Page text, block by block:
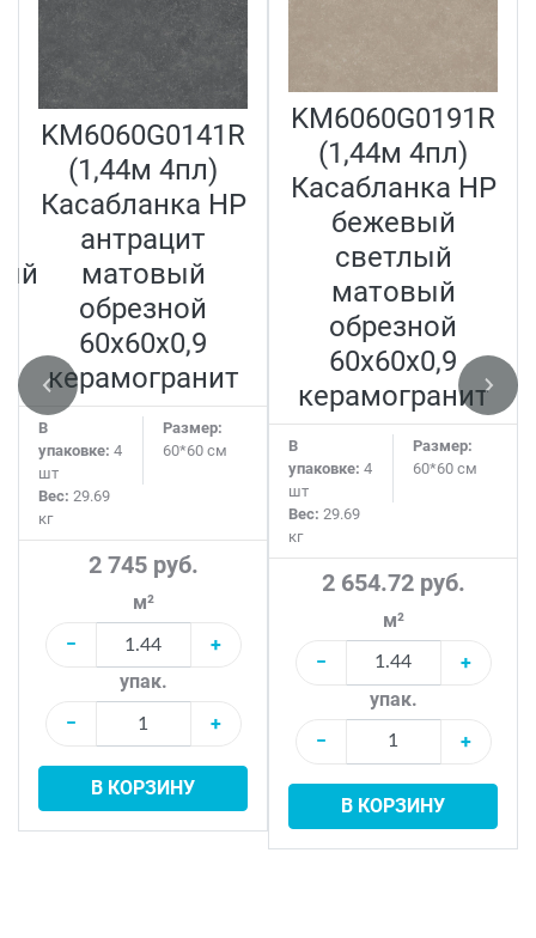
KM6060G0141R
(1,44м 4пл)
Касабланка HP
антрацит
матовый
обрезной
60x60x0,9
керамогранит
В
упаковке: 4
шт
Размер:
60*60 см
Вес: 29.69
кг
2 745 руб.
м²
−
+
упак.
−
+
В КОРЗИНУ
KM6060G0191R
(1,44м 4пл)
Касабланка HP
бежевый
светлый
матовый
обрезной
60x60x0,9
керамогранит
В
упаковке: 4
шт
Размер:
60*60 см
Вес: 29.69
кг
2 654.72 руб.
м²
−
+
упак.
−
+
В КОРЗИНУ